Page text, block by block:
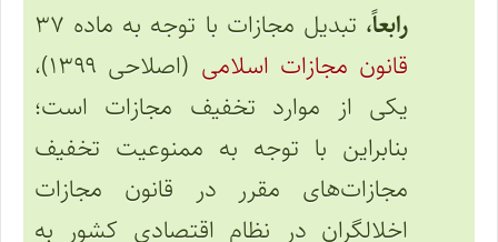
رابعاً، تبدیل مجازات با توجه به ماده ۳۷
قانون مجازات اسلامی
(اصلاحی ۱۳۹۹)،
یکی از موارد تخفیف مجازات است؛
بنابراین با توجه به ممنوعیت تخفیف
مجازات‌های مقرر در قانون مجازات
اخلالگران در نظام اقتصادی کشور به